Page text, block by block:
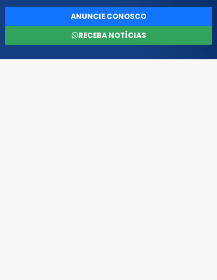
ANUNCIE CONOSCO
RECEBA NOTÍCIAS